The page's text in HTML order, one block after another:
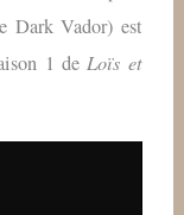
Dark Vador) est
1 deLoïs et